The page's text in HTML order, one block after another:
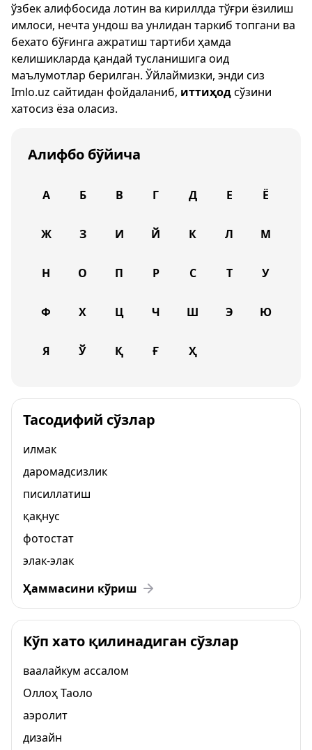
ўзбек алифбосида лотин ва кириллда тўғри ёзилиш
имлоси, нечта ундош ва унлидан таркиб топгани ва
бехато бўғинга ажратиш тартиби ҳамда
келишикларда қандай тусланишига оид
маълумотлар берилган. Ўйлаймизки, энди сиз
Imlo.uz сайтидан фойдаланиб, иттиҳодсўзини
хатосиз ёза оласиз.
Алифбо бўйича
А Б В Г Д Е Ё
Ж З И Й К Л М
Н О П Р С Т У
Ф Х Ц Ч Ш Э Ю
Я Ў Қ Ғ Ҳ
Тасодифий сўзлар
илмак
даромадсизлик
писиллатиш
қақнус
фотостат
элак-элак
Ҳаммасини кўриш
Кўп хато қилинадиган сўзлар
ваалайкум ассалом
Оллоҳ Таоло
аэролит
дизайн